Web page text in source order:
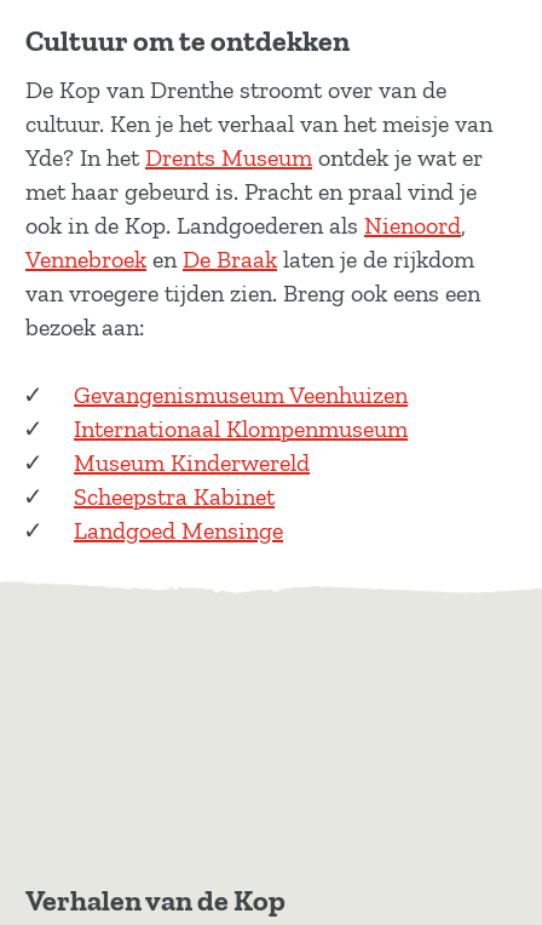
Cultuur om te ontdekken
De Kop van Drenthe stroomt over van de
cultuur. Ken je het verhaal van het meisje van
Yde? In hetDrents Museum ontdek je wat er
met haar gebeurd is. Pracht en praal vind je
ook in de Kop. Landgoederen als Nienoord,
VennebroekenDe Braaklaten je de rijkdom
van vroegere tijden zien. Breng ook eens een
bezoek aan:
Gevangenismuseum Veenhuizen
Internationaal Klompenmuseum
Museum Kinderwereld
Scheepstra Kabinet
Landgoed Mensinge
Verhalen van de Kop